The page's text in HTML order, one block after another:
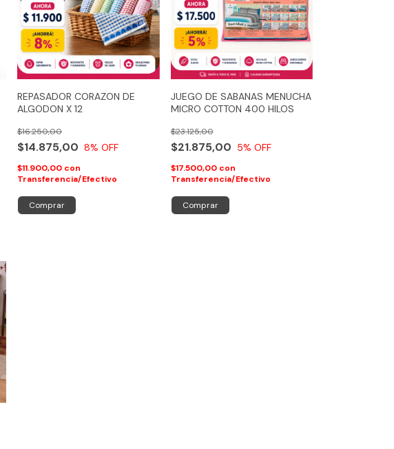
REPASADOR CORAZON DE
ALGODON X 12
$14.875,00
$16.250,00
8% OFF
$11.900,00 con
Transferencia/Efectivo
Comprar
JUEGO DE SABANAS MENUCHA
MICRO COTTON 400 HILOS
$21.875,00
$23.125,00
5% OFF
$17.500,00 con
Transferencia/Efectivo
Comprar